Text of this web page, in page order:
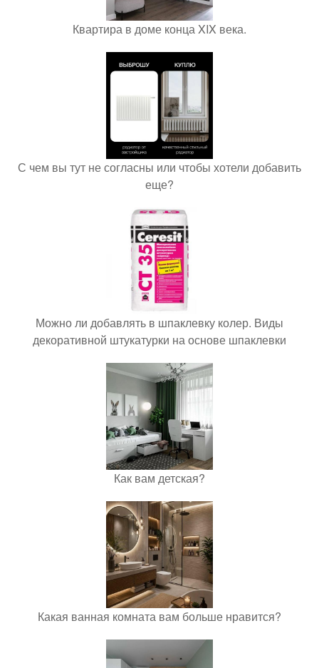
Квартира в доме конца XIX века.
С чем вы тут не согласны или чтобы хотели добавить
еще?
Можно ли добавлять в шпаклевку колер. Виды
декоративной штукатурки на основе шпаклевки
Как вам детская?
Какая ванная комната вам больше нравится?